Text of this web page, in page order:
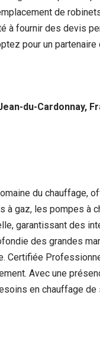
de
à fournir des devis
pour un
du-Cardonnay,
du chauffage,
gaz, les pompes à
garantissant des
des grandes
Avec une
en chauffage de